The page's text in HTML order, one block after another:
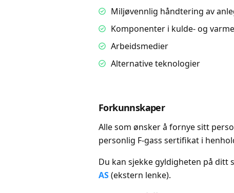
Miljøvennlig håndtering av
Komponenter i kulde- og
Arbeidsmedier
Alternative teknologier
Forkunnskaper
Alle som ønsker å fornye sitt
personlig F-gass sertifikat i
Du kan sjekke gyldigheten på ditt
AS(ekstern lenke).